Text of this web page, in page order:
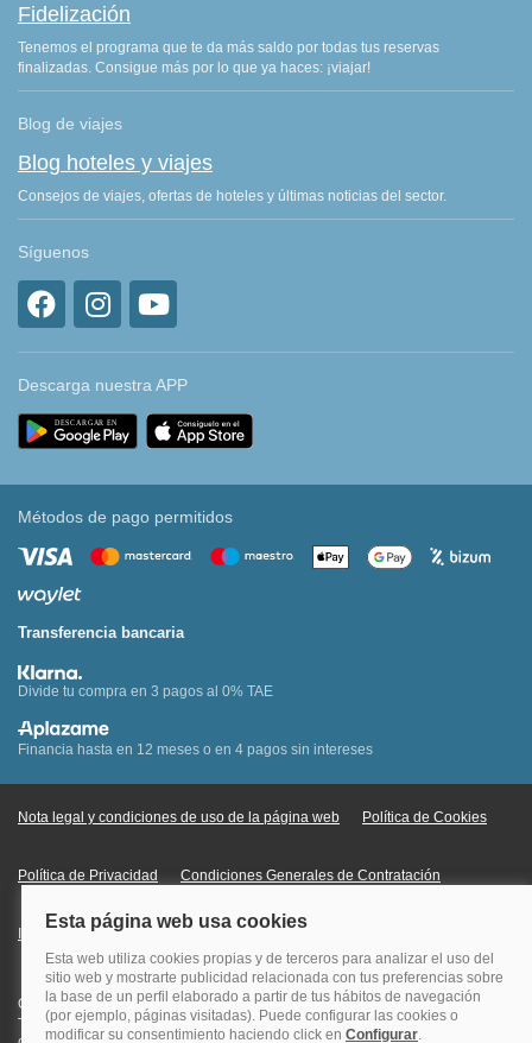
Fidelización
Tenemos el programa que te da más saldo por todas tus reservas
finalizadas. Consigue más por lo que ya haces: ¡viajar!
Blog de viajes
Blog hoteles y viajes
Consejos de viajes, ofertas de hoteles y últimas noticias del sector.
Síguenos
Descarga nuestra APP
Métodos de pago permitidos
Transferencia bancaria
Divide tu compra en 3 pagos al 0% TAE
Financia hasta en 12 meses o en 4 pagos sin intereses
Nota legal y condiciones de uso de la página web Política de Cookies
Política de Privacidad Condiciones Generales de Contratación
Información Legal sobre Mercados en Línea
Quehoteles.com - Especialistas en hoteles © Copyright Veturis Travel S.A.
Todos los derechos reservados. Autorización nº I-AV0000879.4 Tel: +34